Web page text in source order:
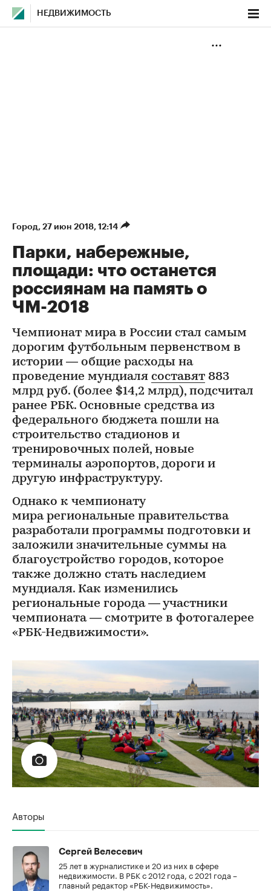
НЕДВИЖИМОСТЬ
Город⁠, 27 июн 2018, 12:14
Парки, набережные,
площади: что останется
россиянам на память о
ЧМ-2018
Чемпионат мира в России стал самым
дорогим футбольным первенством в
истории — общие расходы на
проведение мундиаля составят 883
млрд руб. (более $14,2 млрд), подсчитал
ранее РБК. Основные средства из
федерального бюджета пошли на
строительство стадионов и
тренировочных полей, новые
терминалы аэропортов, дороги и
другую инфраструктуру.
Однако к чемпионату
мира региональные правительства
разработали программы подготовки и
заложили значительные суммы на
благоустройство городов, которое
также должно стать наследием
мундиаля. Как изменились
региональные города — участники
чемпионата — смотрите в фотогалерее
«РБК-Недвижимости».
Авторы
Сергей Велесевич
25 лет в журналистике и 20 из них в сфере
недвижимости. В РБК с 2012 года, с 2021 года –
главный редактор «РБК-Недвижимость».